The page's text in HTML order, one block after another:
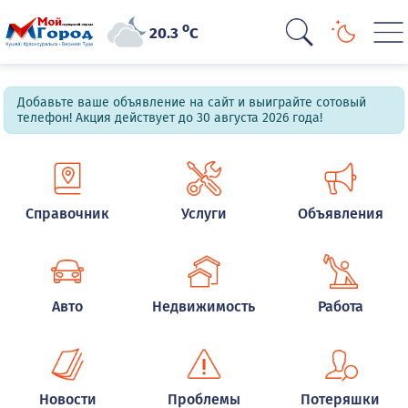
20.3oC
Добавьте ваше объявление на сайт и выиграйте сотовый
телефон! Акция действует до 30 августа 2026 года!
Справочник Услуги Объявления
Авто Недвижимость Работа
Новости Проблемы Потеряшки